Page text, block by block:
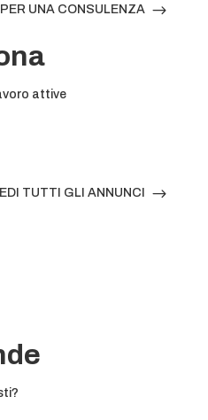
UNA CONSULENZA $
attive
TUTTI GLI ANNUNCI $